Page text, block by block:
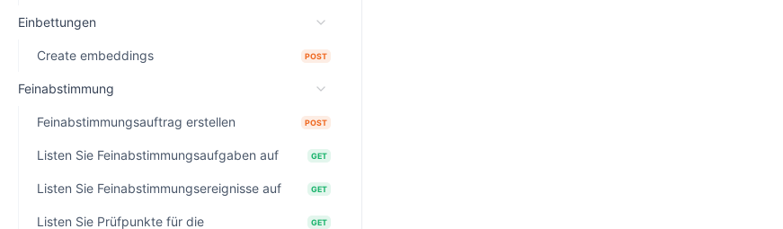
Einbettungen
Create embeddings POST
Feinabstimmung
Feinabstimmungsauftrag erstellen POST
Listen Sie Feinabstimmungsaufgaben auf GET
Listen Sie Feinabstimmungsereignisse auf GET
Listen Sie Prüfpunkte für die GET